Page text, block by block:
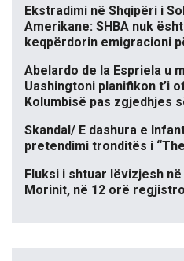
Ekstradimi në Shqipëri i
Amerikane: SHBA nuk
keqpërdorin emigracioni
Abelardo de la Espriela u
Uashingtoni planifikon t’i
Kolumbisë pas zgjedhjes
Skandal/ E dashura e
pretendimi tronditës i
Fluksi i shtuar lëvizjesh
Morinit, në 12 orë